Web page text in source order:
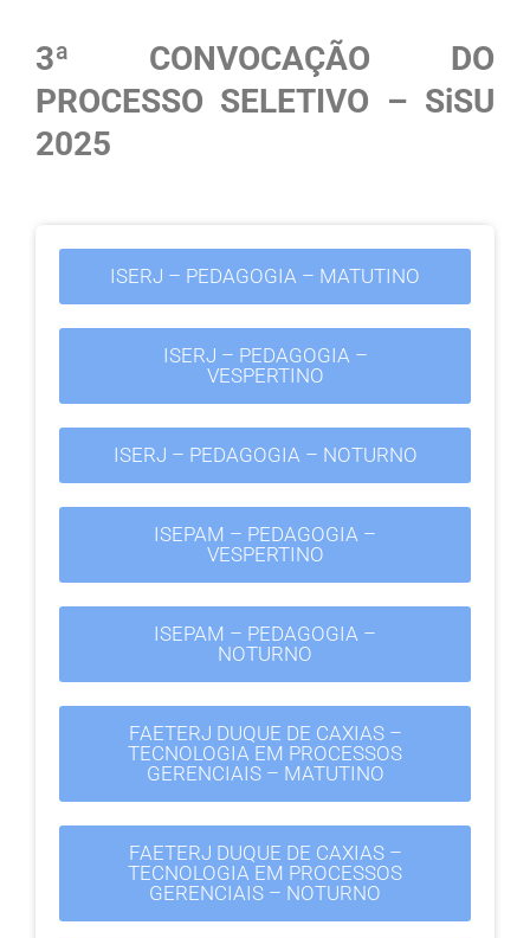
3ª CONVOCAÇÃO DO
PROCESSO SELETIVO – SiSU
2025
ISERJ – PEDAGOGIA – MATUTINO
ISERJ – PEDAGOGIA –
VESPERTINO
ISERJ – PEDAGOGIA – NOTURNO
ISEPAM – PEDAGOGIA –
VESPERTINO
ISEPAM – PEDAGOGIA –
NOTURNO
FAETERJ DUQUE DE CAXIAS –
TECNOLOGIA EM PROCESSOS
GERENCIAIS – MATUTINO
FAETERJ DUQUE DE CAXIAS –
TECNOLOGIA EM PROCESSOS
GERENCIAIS – NOTURNO